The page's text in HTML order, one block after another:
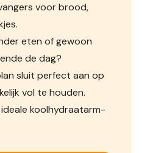
voor brood,
eten of gewoon
de dag?
sluit perfect aan op
vol te houden.
koolhydraatarm-